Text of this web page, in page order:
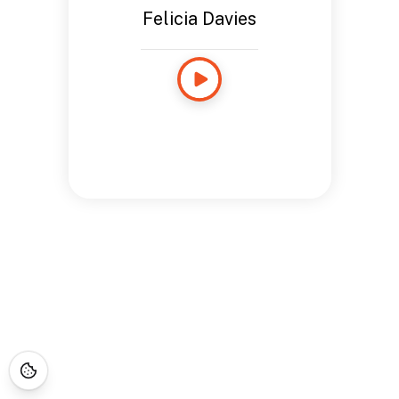
Felicia Davies